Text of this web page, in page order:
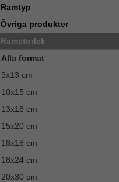
Ramtyp
Övriga produkter
Ramstorlek
Alla format
9x13 cm
10x15 cm
13x18 cm
15x20 cm
18x18 cm
18x24 cm
20x30 cm